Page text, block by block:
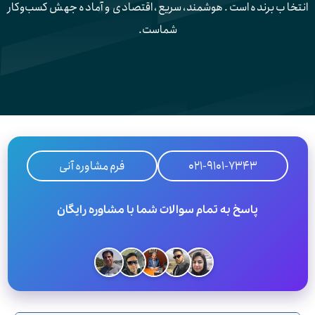
انتخاب برنده است. هوشمند، سریع، اقتصادی و آماده جهش کسب‌وکار
شماست.
۰21-9101-7343 فرم مشاوره آنی
پاسخ به تمام سوالات شما با مشاوره رایگان